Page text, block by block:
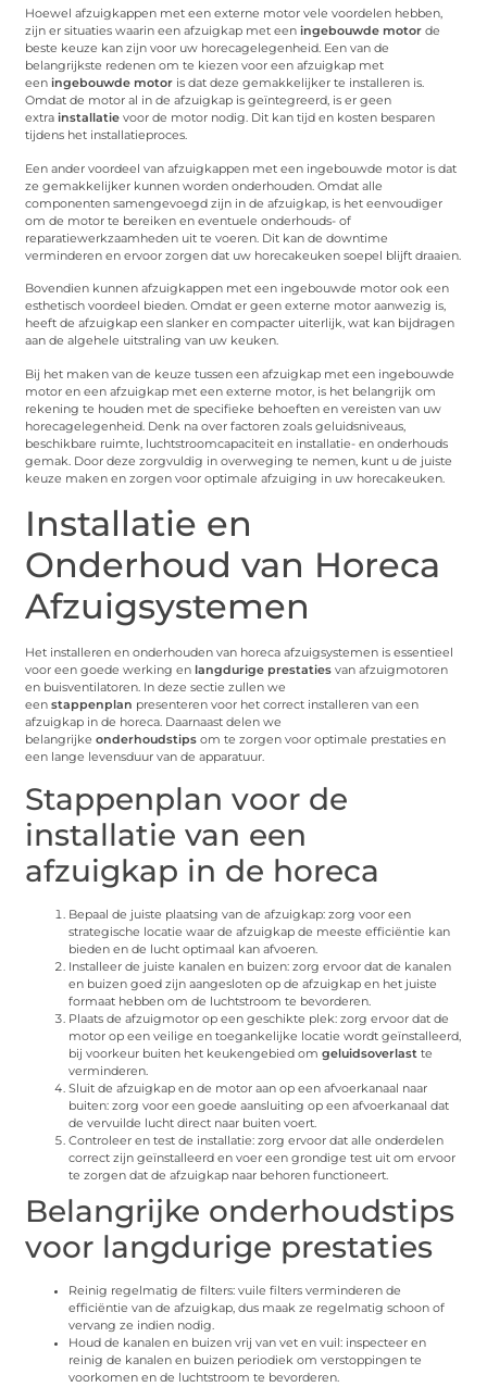
Hoewel afzuigkappen met een externe motor vele voordelen hebben,
zijn er situaties waarin een afzuigkap met eeningebouwde motor de
beste keuze kan zijn voor uw horecagelegenheid. Een van de
belangrijkste redenen om te kiezen voor een afzuigkap met
eeningebouwde motor is dat deze gemakkelijker te installeren is.
Omdat de motor al in de afzuigkap is geïntegreerd, is er geen
extrainstallatie voor de motor nodig. Dit kan tijd en kosten besparen
tijdens het installatieproces.
Een ander voordeel van afzuigkappen met een ingebouwde motor is dat
ze gemakkelijker kunnen worden onderhouden. Omdat alle
componenten samengevoegd zijn in de afzuigkap, is het eenvoudiger
om de motor te bereiken en eventuele onderhouds- of
reparatiewerkzaamheden uit te voeren. Dit kan de downtime
verminderen en ervoor zorgen dat uw horecakeuken soepel blijft draaien.
Bovendien kunnen afzuigkappen met een ingebouwde motor ook een
esthetisch voordeel bieden. Omdat er geen externe motor aanwezig is,
heeft de afzuigkap een slanker en compacter uiterlijk, wat kan bijdragen
aan de algehele uitstraling van uw keuken.
Bij het maken van de keuze tussen een afzuigkap met een ingebouwde
motor en een afzuigkap met een externe motor, is het belangrijk om
rekening te houden met de specifieke behoeften en vereisten van uw
horecagelegenheid. Denk na over factoren zoals geluidsniveaus,
beschikbare ruimte, luchtstroomcapaciteit en installatie- en onderhouds
gemak. Door deze zorgvuldig in overweging te nemen, kunt u de juiste
keuze maken en zorgen voor optimale afzuiging in uw horecakeuken.
Installatie en
Onderhoud van Horeca
Afzuigsystemen
Het installeren en onderhouden van horeca afzuigsystemen is essentieel
voor een goede werking en langdurige prestaties van afzuigmotoren
en buisventilatoren. In deze sectie zullen we
eenstappenplan presenteren voor het correct installeren van een
afzuigkap in de horeca. Daarnaast delen we
belangrijkeonderhoudstips om te zorgen voor optimale prestaties en
een lange levensduur van de apparatuur.
Stappenplan voor de
installatie van een
afzuigkap in de horeca
Bepaal de juiste plaatsing van de afzuigkap: zorg voor een
strategische locatie waar de afzuigkap de meeste efficiëntie kan
bieden en de lucht optimaal kan afvoeren.
Installeer de juiste kanalen en buizen: zorg ervoor dat de kanalen
en buizen goed zijn aangesloten op de afzuigkap en het juiste
formaat hebben om de luchtstroom te bevorderen.
Plaats de afzuigmotor op een geschikte plek: zorg ervoor dat de
motor op een veilige en toegankelijke locatie wordt geïnstalleerd,
bij voorkeur buiten het keukengebied omgeluidsoverlast te
verminderen.
Sluit de afzuigkap en de motor aan op een afvoerkanaal naar
buiten: zorg voor een goede aansluiting op een afvoerkanaal dat
de vervuilde lucht direct naar buiten voert.
Controleer en test de installatie: zorg ervoor dat alle onderdelen
correct zijn geïnstalleerd en voer een grondige test uit om ervoor
te zorgen dat de afzuigkap naar behoren functioneert.
Belangrijke onderhoudstips
voor langdurige prestaties
Reinig regelmatig de filters: vuile filters verminderen de
efficiëntie van de afzuigkap, dus maak ze regelmatig schoon of
vervang ze indien nodig.
Houd de kanalen en buizen vrij van vet en vuil: inspecteer en
reinig de kanalen en buizen periodiek om verstoppingen te
voorkomen en de luchtstroom te bevorderen.